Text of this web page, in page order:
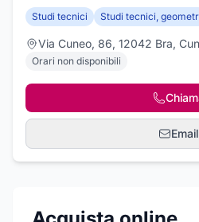
Studi tecnici Studi tecnici,
Via Cuneo, 86, 12042 Bra,
Orari non disponibili
Email